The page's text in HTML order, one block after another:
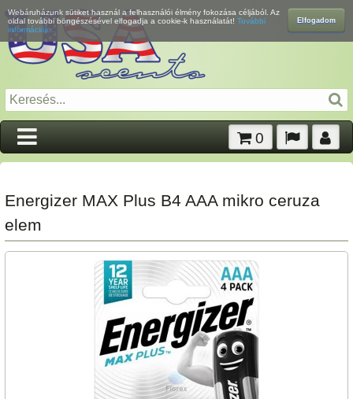
Elfogadom
Webáruházunk sütiket használ a felhasználói élmény fokozása céljából. Az
oldal további böngészésével elfogadja a cookie-k használatát! További
információk...
0
Energizer MAX Plus B4 AAA mikro ceruza
elem